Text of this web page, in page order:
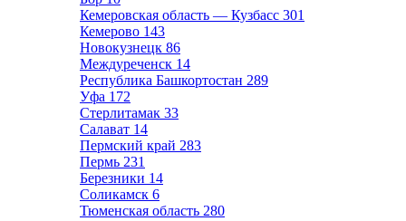
Кемеровская область — Кузбасс 301
Кемерово 143
Новокузнецк 86
Междуреченск 14
Республика Башкортостан 289
Уфа 172
Стерлитамак 33
Салават 14
Пермский край 283
Пермь 231
Березники 14
Соликамск 6
Тюменская область 280